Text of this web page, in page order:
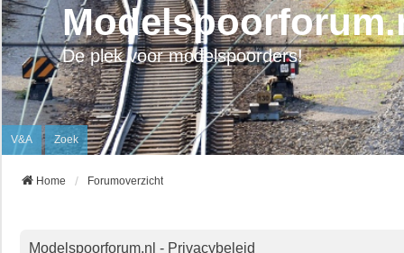
De plek voor modelspoorders!
V&A Zoek
Home Forumoverzicht
Modelspoorforum.nl - Privacybeleid